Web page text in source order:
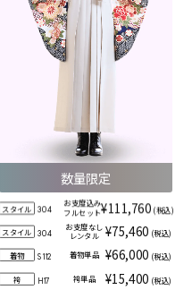
数量限定
スタイル 304
お支度込み
フルセット¥111,760 (税込)
スタイル 304
お支度なし
レンタル ¥75,460 (税込)
着物 S112 着物単品 ¥66,000 (税込)
袴 H17 袴単品 ¥15,400 (税込)